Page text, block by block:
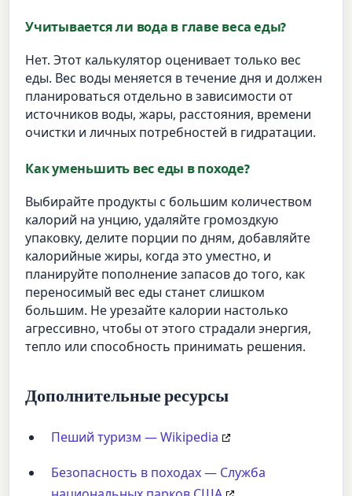
Учитывается ли вода в главе веса еды?
Нет. Этот калькулятор оценивает только вес
еды. Вес воды меняется в течение дня и должен
планироваться отдельно в зависимости от
источников воды, жары, расстояния, времени
очистки и личных потребностей в гидратации.
Как уменьшить вес еды в походе?
Выбирайте продукты с большим количеством
калорий на унцию, удаляйте громоздкую
упаковку, делите порции по дням, добавляйте
калорийные жиры, когда это уместно, и
планируйте пополнение запасов до того, как
переносимый вес еды станет слишком
большим. Не урезайте калории настолько
агрессивно, чтобы от этого страдали энергия,
тепло или способность принимать решения.
Дополнительные ресурсы
Пеший туризм — Wikipedia
Безопасность в походах — Служба